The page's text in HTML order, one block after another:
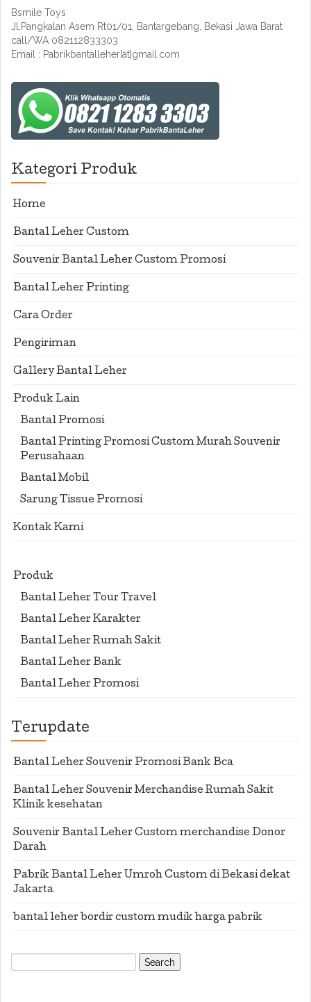
Bsmile Toys
Jl.Pangkalan Asem Rt01/01, Bantargebang, Bekasi Jawa Barat
call/WA 082112833303
Email : Pabrikbantalleher[at]gmail.com
Kategori Produk
Home
Bantal Leher Custom
Souvenir Bantal Leher Custom Promosi
Bantal Leher Printing
Cara Order
Pengiriman
Gallery Bantal Leher
Produk Lain
Bantal Promosi
Bantal Printing Promosi Custom Murah Souvenir
Perusahaan
Bantal Mobil
Sarung Tissue Promosi
Kontak Kami
Produk
Bantal Leher Tour Travel
Bantal Leher Karakter
Bantal Leher Rumah Sakit
Bantal Leher Bank
Bantal Leher Promosi
Terupdate
Bantal Leher Souvenir Promosi Bank Bca
Bantal Leher Souvenir Merchandise Rumah Sakit
Klinik kesehatan
Souvenir Bantal Leher Custom merchandise Donor
Darah
Pabrik Bantal Leher Umroh Custom di Bekasi dekat
Jakarta
bantal leher bordir custom mudik harga pabrik
Search
for: